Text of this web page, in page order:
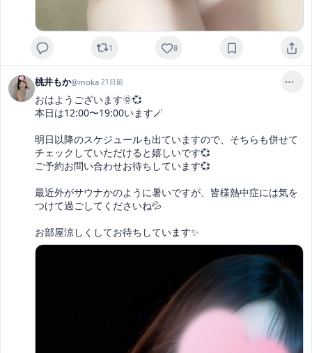
1 8
桃井もか@moka·21日前
おはようございます🌞💞
本日は12:00〜19:00います🪄
明日以降のスケジュールも出ていますので、そちらも併せて
チェックしていただけると嬉しいです💞
ご予約お問い合わせお待ちしています💞
最近外がサウナかのように暑いですが、皆様熱中症には気を
つけて過ごしてくださいね💦
お部屋涼しくしてお待ちしています✨